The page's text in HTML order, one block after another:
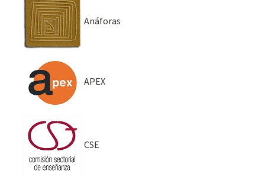
Anáforas
APEX
CSE